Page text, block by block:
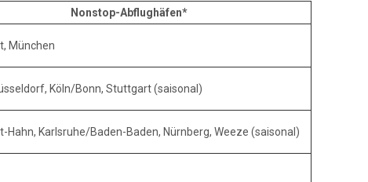
Nonstop-Abflughäfen*
München
Köln/Bonn, Stuttgart (saisonal)
Hahn, Karlsruhe/Baden-Baden, Nürnberg, Weeze (saisonal)